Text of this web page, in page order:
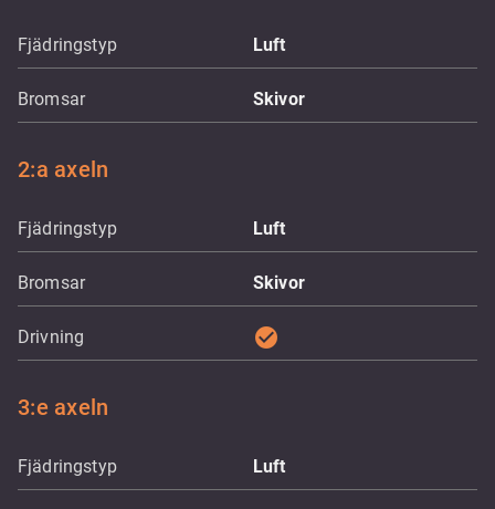
Fjädringstyp Luft
Bromsar Skivor
2:a axeln
Fjädringstyp Luft
Bromsar Skivor
Drivning check_circle
3:e axeln
Fjädringstyp Luft